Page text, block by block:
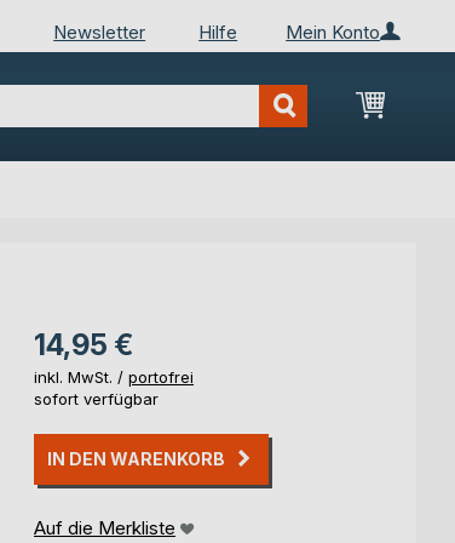
Mein Konto
Newsletter Hilfe
Mein
14,95 €
inkl. MwSt. / portofrei
sofort verfügbar
IN DEN WARENKORB
Auf die Merkliste